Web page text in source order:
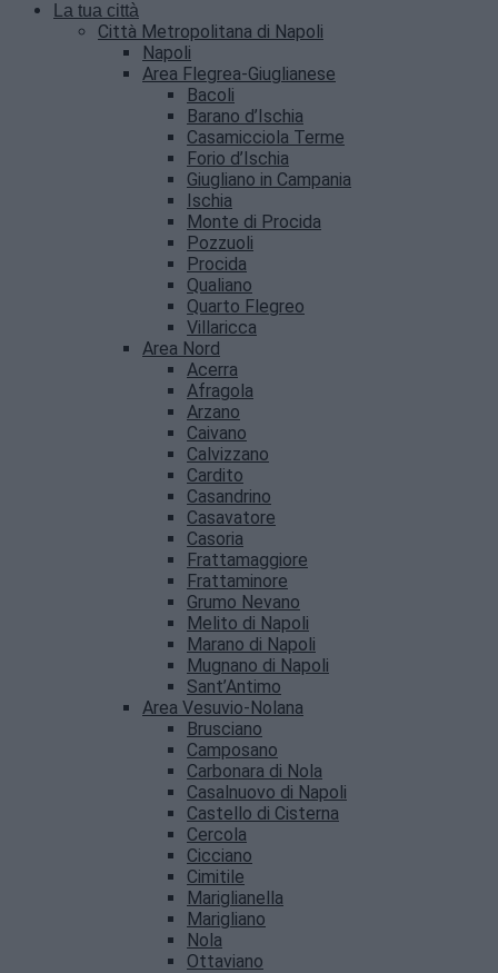
La tua città
Città Metropolitana di Napoli
Napoli
Area Flegrea-Giuglianese
Bacoli
Barano d’Ischia
Casamicciola Terme
Forio d’Ischia
Giugliano in Campania
Ischia
Monte di Procida
Pozzuoli
Procida
Qualiano
Quarto Flegreo
Villaricca
Area Nord
Acerra
Afragola
Arzano
Caivano
Calvizzano
Cardito
Casandrino
Casavatore
Casoria
Frattamaggiore
Frattaminore
Grumo Nevano
Melito di Napoli
Marano di Napoli
Mugnano di Napoli
Sant’Antimo
Area Vesuvio-Nolana
Brusciano
Camposano
Carbonara di Nola
Casalnuovo di Napoli
Castello di Cisterna
Cercola
Cicciano
Cimitile
Mariglianella
Marigliano
Nola
Ottaviano